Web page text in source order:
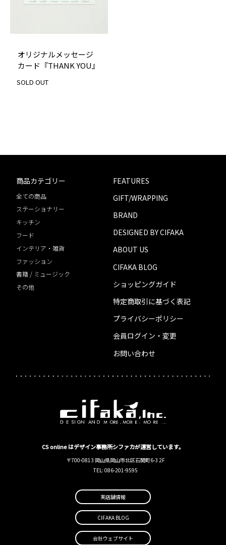
オリジナルメッセージ
カード『THANK YOU』
SOLD OUT
商品カテゴリー
全ての商品
ステーショナリー
キッチン
フード
インテリア・雑貨
ファッション
書籍 / ミュージック
その他
FEATURES
GIFT/WRAPPING
BRAND
DESIGNED BY CIFAKA
ABOUT US
CIFAKA BLOG
ショッピングガイド
特定商取引に基づく表記
プライバシーポリシー
会員ログイン・変更
お問い合わせ
CS online はデザイン事務所シファカが運営しています。
〒700-0813 岡山県岡山市北区石関町6-3 2F
TEL: 086-201-9595
実店舗情報
CIFAKA BLOG
会社ウェブサイト